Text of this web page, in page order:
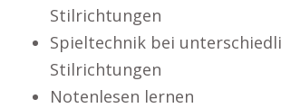
Stilrichtungen
Spieltechnik bei
Stilrichtungen
Notenlesen lernen